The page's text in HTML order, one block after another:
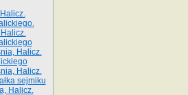
Halicz.
Halicz.
sejmiku
Halicz.